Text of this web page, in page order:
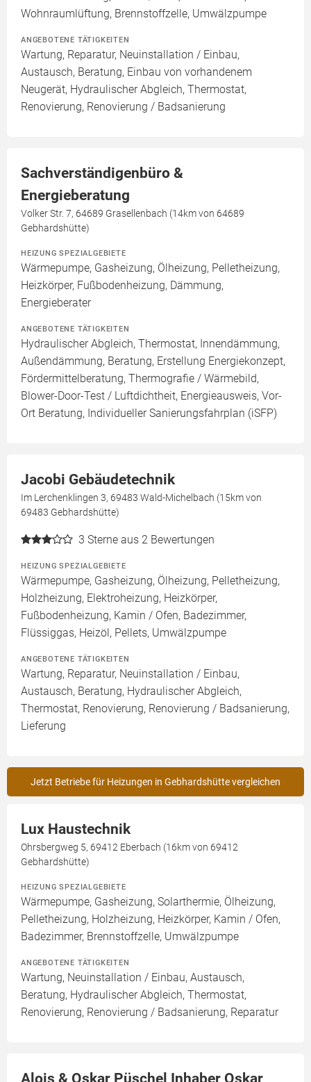
Wohnraumlüftung, Brennstoffzelle, Umwälzpumpe
ANGEBOTENE TÄTIGKEITEN
Wartung, Reparatur, Neuinstallation / Einbau,
Austausch, Beratung, Einbau von vorhandenem
Neugerät, Hydraulischer Abgleich, Thermostat,
Renovierung, Renovierung / Badsanierung
Sachverständigenbüro &
Energieberatung
Volker Str. 7, 64689 Grasellenbach (14km von 64689
Gebhardshütte)
HEIZUNG SPEZIALGEBIETE
Wärmepumpe, Gasheizung, Ölheizung, Pelletheizung,
Heizkörper, Fußbodenheizung, Dämmung,
Energieberater
ANGEBOTENE TÄTIGKEITEN
Hydraulischer Abgleich, Thermostat, Innendämmung,
Außendämmung, Beratung, Erstellung Energiekonzept,
Fördermittelberatung, Thermografie / Wärmebild,
Blower-Door-Test / Luftdichtheit, Energieausweis, Vor-
Ort Beratung, Individueller Sanierungsfahrplan (iSFP)
Jacobi Gebäudetechnik
Im Lerchenklingen 3, 69483 Wald-Michelbach (15km von
69483 Gebhardshütte)
3 Sterne aus 2 Bewertungen
HEIZUNG SPEZIALGEBIETE
Wärmepumpe, Gasheizung, Ölheizung, Pelletheizung,
Holzheizung, Elektroheizung, Heizkörper,
Fußbodenheizung, Kamin / Ofen, Badezimmer,
Flüssiggas, Heizöl, Pellets, Umwälzpumpe
ANGEBOTENE TÄTIGKEITEN
Wartung, Reparatur, Neuinstallation / Einbau,
Austausch, Beratung, Hydraulischer Abgleich,
Thermostat, Renovierung, Renovierung / Badsanierung,
Lieferung
Jetzt Betriebe für Heizungen in Gebhardshütte vergleichen
Lux Haustechnik
Ohrsbergweg 5, 69412 Eberbach (16km von 69412
Gebhardshütte)
HEIZUNG SPEZIALGEBIETE
Wärmepumpe, Gasheizung, Solarthermie, Ölheizung,
Pelletheizung, Holzheizung, Heizkörper, Kamin / Ofen,
Badezimmer, Brennstoffzelle, Umwälzpumpe
ANGEBOTENE TÄTIGKEITEN
Wartung, Neuinstallation / Einbau, Austausch,
Beratung, Hydraulischer Abgleich, Thermostat,
Renovierung, Renovierung / Badsanierung, Reparatur
Alois & Oskar Püschel Inhaber Oskar